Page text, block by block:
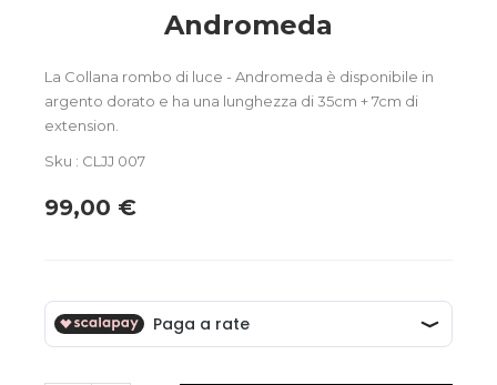
Andromeda
La Collana rombo di luce - Andromeda è disponibile in
argento dorato e ha una lunghezza di 35cm + 7cm di
extension.
Sku : CLJJ 007
99,00 €